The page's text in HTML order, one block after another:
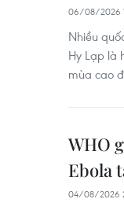
06/08/2026
Nhiều
Hy Lạp là
mùa cao
WHO
Ebola
04/08/2026